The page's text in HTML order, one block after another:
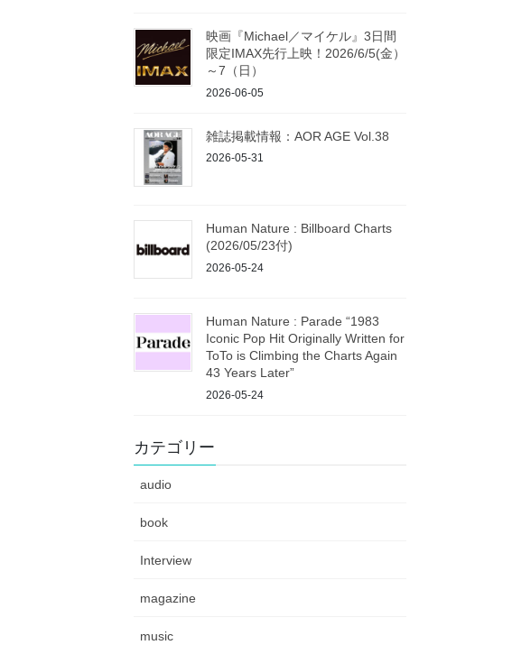
映画『Michael／マイケル』3日間
限定IMAX先行上映！2026/6/5(金）
～7（日）
2026-06-05
雑誌掲載情報：AOR AGE Vol.38
2026-05-31
Human Nature : Billboard Charts
(2026/05/23付)
2026-05-24
Human Nature : Parade “1983
Iconic Pop Hit Originally Written for
ToTo is Climbing the Charts Again
43 Years Later”
2026-05-24
カテゴリー
audio
book
Interview
magazine
music